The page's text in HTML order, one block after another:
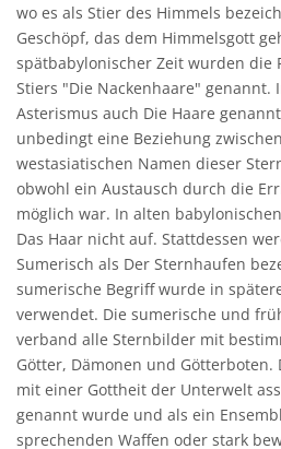
wo es als Stier des Himmels
Geschöpf, das dem Himmelsgott
spätbabylonischer Zeit wurden die
Stiers "Die Nackenhaare" genannt.
Asterismus auch Die Haare
unbedingt eine Beziehung
westasiatischen Namen dieser
obwohl ein Austausch durch die
möglich war. In alten
Das Haar nicht auf. Stattdessen
Sumerisch als Der Sternhaufen
sumerische Begriff wurde in
verwendet. Die sumerische und
verband alle Sternbilder mit
Götter, Dämonen und
mit einer Gottheit der Unterwelt
genannt wurde und als ein
sprechenden Waffen oder stark